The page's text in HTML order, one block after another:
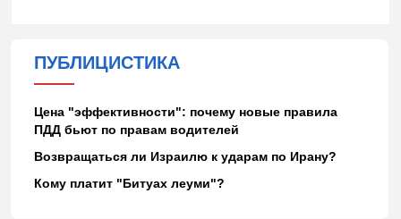
ПУБЛИЦИСТИКА
Цена "эффективности": почему новые правила
ПДД бьют по правам водителей
Возвращаться ли Израилю к ударам по Ирану?
Кому платит "Битуах леуми"?